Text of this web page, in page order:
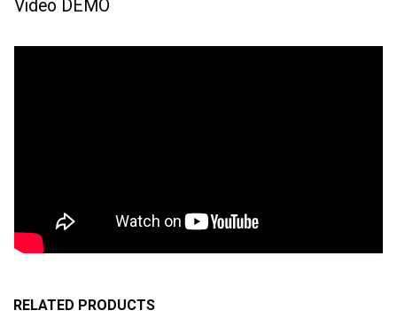
Video DEMO
RELATED PRODUCTS